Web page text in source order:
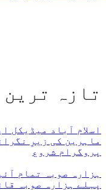
تازہ
اسلام آباد میڈیکل
ماہرین کی زیرِ
پروگرام شروع
ہزارہ صوبہ تمام
پہلے ہزارہ صوبہ